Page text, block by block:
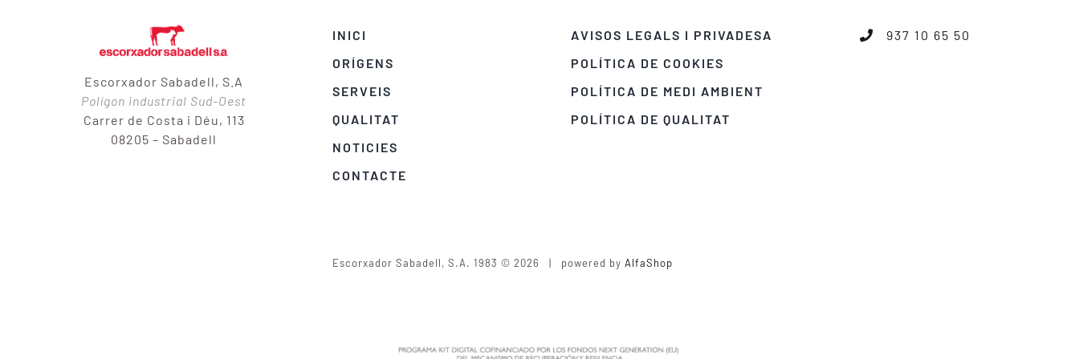
Escorxador Sabadell, S.A
Polígon industrial Sud-Oest
Carrer de Costa i Déu, 113
08205 – Sabadell
INICI
ORÍGENS
SERVEIS
QUALITAT
NOTICIES
CONTACTE
AVISOS LEGALS I PRIVADESA
POLÍTICA DE COOKIES
POLÍTICA DE MEDI AMBIENT
POLÍTICA DE QUALITAT
937 10 65 50
Escorxador Sabadell, S.A. 1983 © 2026 | powered by AlfaShop